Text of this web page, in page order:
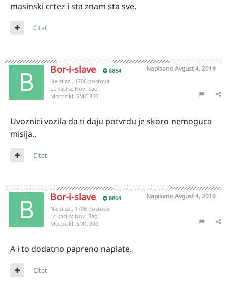
masinski crtez i sta znam sta sve.
Citat
Bor-i-slave 8864 NapisanoAvgust 4, 2019
Ne silazi, 1706 postova
Lokacija: Novi Sad
Motocikl: SMC 300
Uvoznici vozila da ti daju potvrdu je skoro nemoguca
misija..
Citat
Bor-i-slave 8864 NapisanoAvgust 4, 2019
Ne silazi, 1706 postova
Lokacija: Novi Sad
Motocikl: SMC 300
A i to dodatno papreno naplate.
Citat